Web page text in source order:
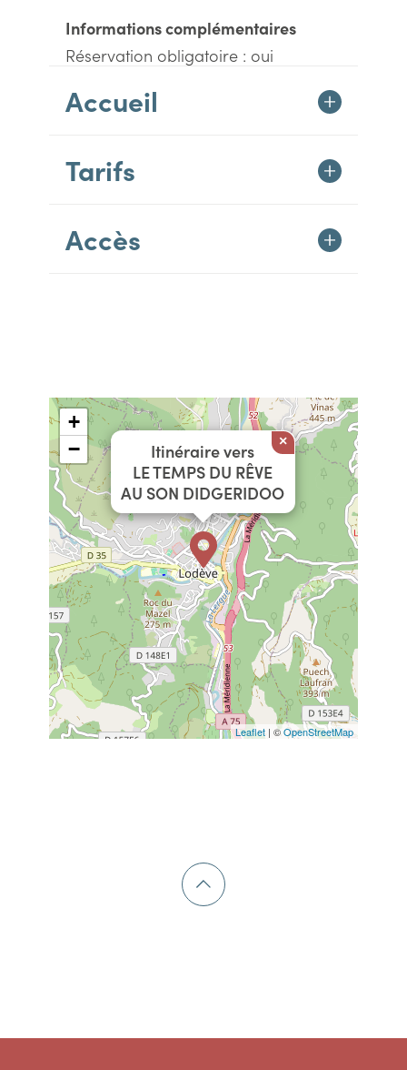
Informations complémentaires
Réservation obligatoire : oui
Accueil
Tarifs
Accès
Itinéraire vers
LE TEMPS DU RÊVE
AU SON DIDGERIDOO
×
+
−
Leaflet| ©OpenStreetMap